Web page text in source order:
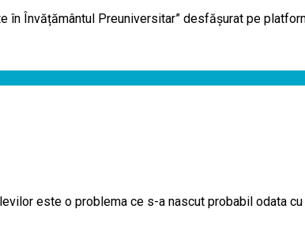
Învățământul Preuniversitar” desfășurat pe
este o problema ce s-a nascut probabil odata cu